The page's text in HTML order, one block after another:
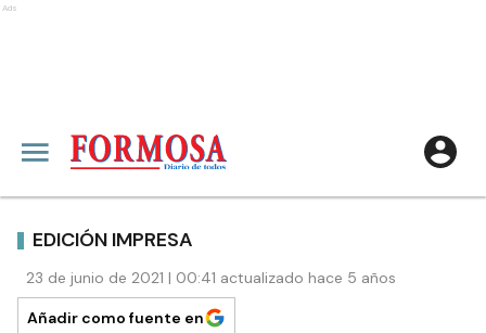
Ads
EDICIÓN IMPRESA
23 de junio de 2021 | 00:41 actualizado hace 5 años
Añadir como fuente en